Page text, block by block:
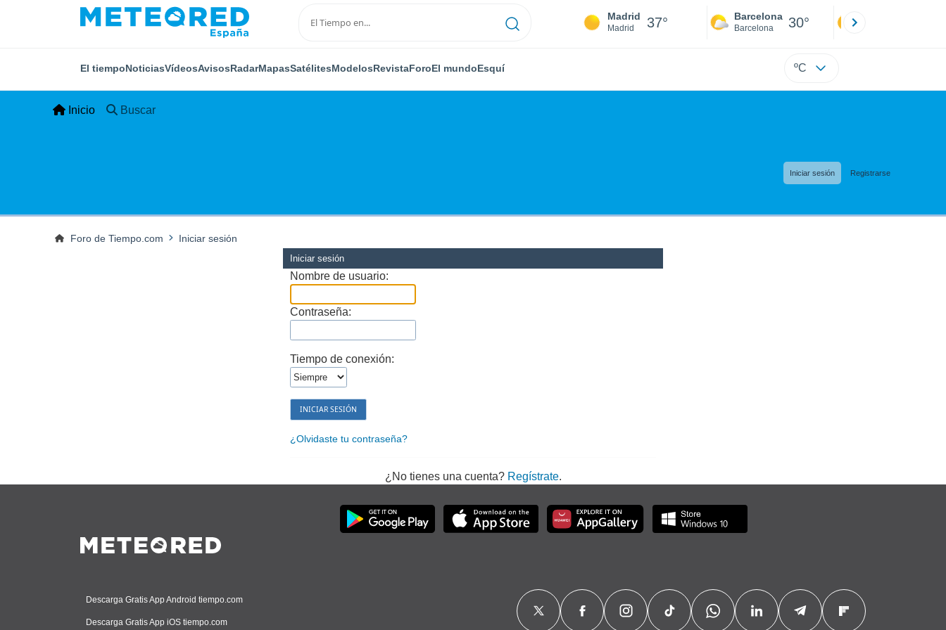
Madrid
Madrid 37° Barcelona
Barcelona 30°
El tiempoNoticiasVídeosAvisosRadarMapasSatélitesModelosRevistaForoEl mundoEsquí ºC
Inicio Buscar
Iniciar sesión Registrarse
Foro de Tiempo.com Iniciar sesión
Iniciar sesión
Nombre de usuario:
Contraseña:
Tiempo de conexión:
¿Olvidaste tu contraseña?
¿No tienes una cuenta? Regístrate.
Descarga Gratis App Android tiempo.com
Descarga Gratis App iOS tiempo.com